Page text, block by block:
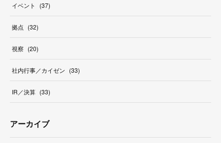
イベント (37)
拠点 (32)
視察 (20)
社内行事／カイゼン (33)
IR／決算 (33)
アーカイブ